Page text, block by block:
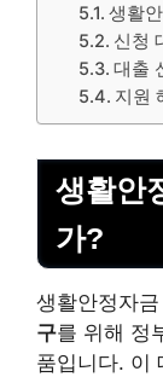
생활
신청
대출
지원
생활안
가?
생활안정자
구를 위해 정
품입니다. 이